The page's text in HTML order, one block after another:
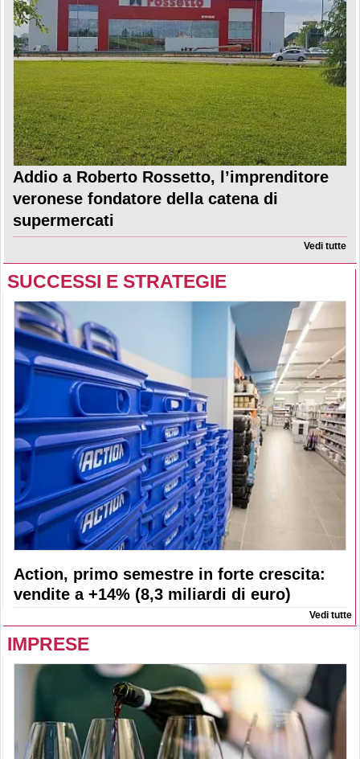
Addio a Roberto Rossetto, l’imprenditore
veronese fondatore della catena di
supermercati
Vedi tutte
SUCCESSI E STRATEGIE
Action, primo semestre in forte crescita:
vendite a +14% (8,3 miliardi di euro)
Vedi tutte
IMPRESE